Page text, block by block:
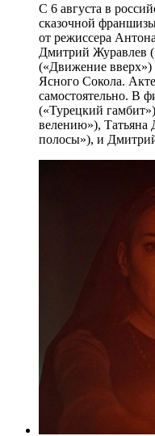
С 6 августа в
сказочной
от режиссера
Дмитрий Журавлев
(«Движение вверх»)
Ясного Сокола.
самостоятельно. В
(«Турецкий
велению»), Татьяна
полосы»), и